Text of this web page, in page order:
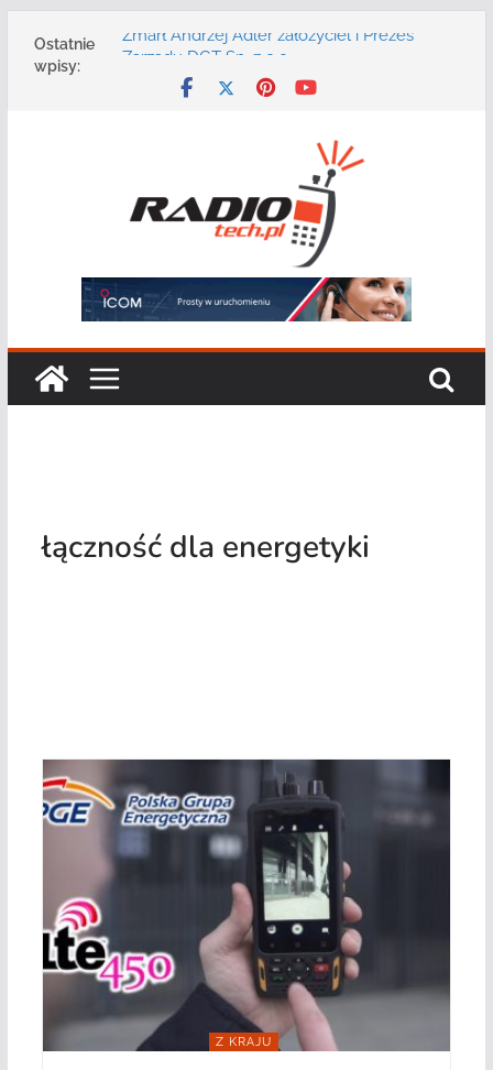
Ostatnie
wpisy:
Zmarł Andrzej Adler założyciel i Prezes
Radmor – największy polski producent
konferencję: „Bezpieczeństwo,
niezawodność i interoperacyjność
systemów teleinformatycznych”
Motorola Solutions oferuje agencjom
bezpieczeństwa publicznego usługę
łączności opartą na chmurze
Najnowszy radiotelefon MOTOTRBO R7 od
Motorola Solutions
łączność dla energetyki
Z KRAJU